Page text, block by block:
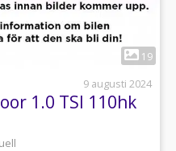
19
9 augusti 2024
1.0 TSI 110hk